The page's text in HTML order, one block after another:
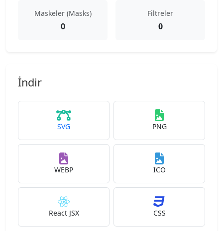
Maskeler (Masks)
0
Filtreler
0
İndir
SVG PNG
WEBP ICO
React JSX CSS